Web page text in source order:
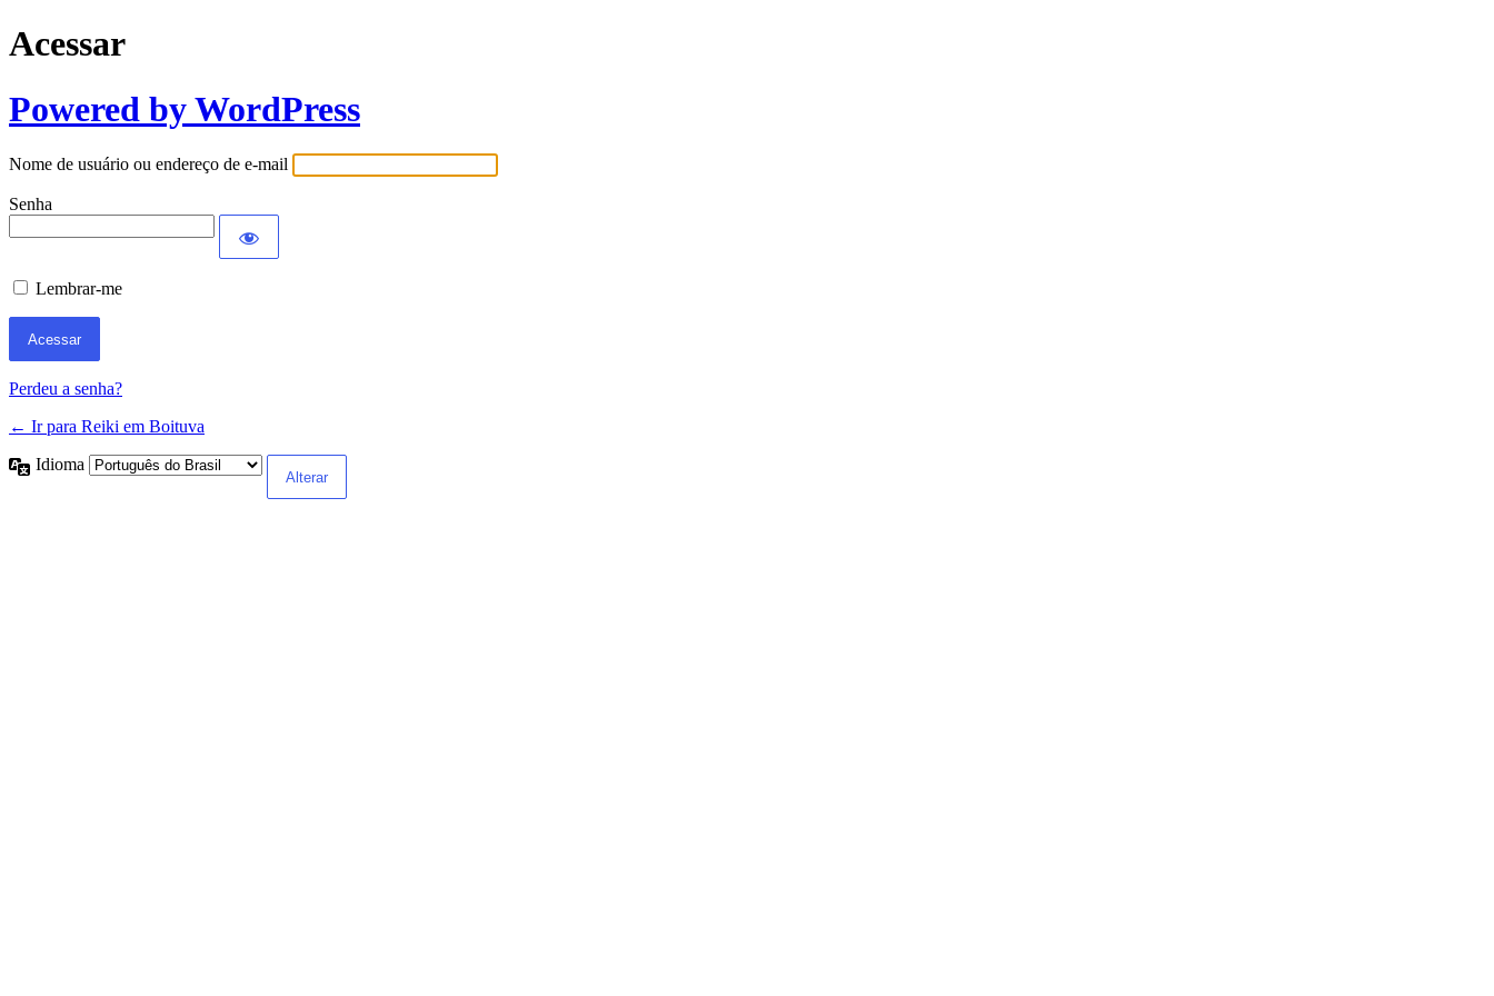
Acessar
Powered by WordPress
Nome de usuário ou endereço de e-mail
Senha
Lembrar-me
Perdeu a senha?
← Ir para Reiki em Boituva
Idioma